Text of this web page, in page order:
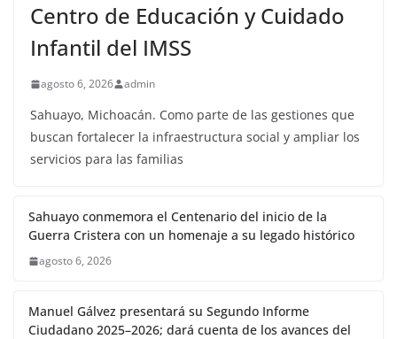
Centro de Educación y Cuidado
Infantil del IMSS
agosto 6, 2026 admin
Sahuayo, Michoacán. Como parte de las gestiones que
buscan fortalecer la infraestructura social y ampliar los
servicios para las familias
Sahuayo conmemora el Centenario del inicio de la
Guerra Cristera con un homenaje a su legado histórico
agosto 6, 2026
Manuel Gálvez presentará su Segundo Informe
Ciudadano 2025–2026; dará cuenta de los avances del